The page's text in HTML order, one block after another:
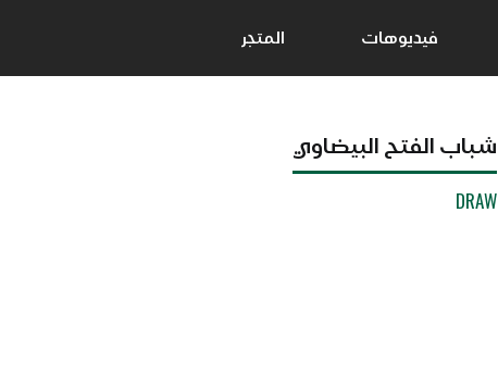
فيديوهات المتجر
شباب الفتح البيضاوي
DRAW